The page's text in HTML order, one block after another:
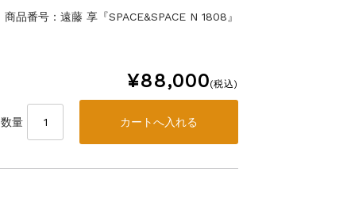
商品番号：遠藤 享『SPACE&SPACE N 1808』
¥88,000(税込)
数量